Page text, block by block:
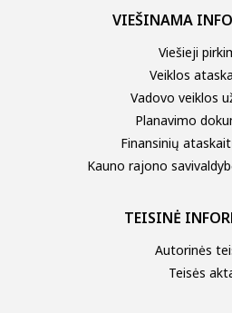
VIEŠINAMA
Viešieji
Veiklos
Vadovo veiklos
Planavimo
Finansinių
Kauno rajono
TEISINĖ
Autorinės
Teisės